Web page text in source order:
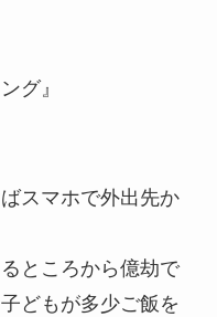
グ』
スマホで外出先か
ところから億劫で
どもが多少ご飯を